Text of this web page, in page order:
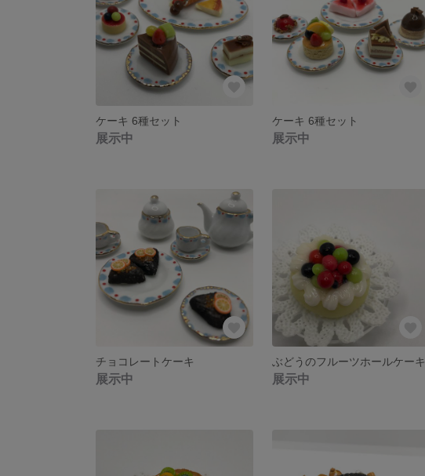
ケーキ 6種セット
展示中
ケーキ 6種セット
展示中
チョコレートケーキ
展示中
ぶどうのフルーツホールケーキ
展示中